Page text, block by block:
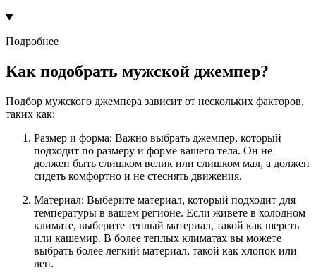
Подробнее
Как подобрать мужской джемпер?
Подбор мужского джемпера зависит от нескольких факторов,
таких как:
Размер и форма: Важно выбрать джемпер, который
подходит по размеру и форме вашего тела. Он не
должен быть слишком велик или слишком мал, а должен
сидеть комфортно и не стеснять движения.
Материал: Выберите материал, который подходит для
температуры в вашем регионе. Если живете в холодном
климате, выберите теплый материал, такой как шерсть
или кашемир. В более теплых климатах вы можете
выбрать более легкий материал, такой как хлопок или
лен.